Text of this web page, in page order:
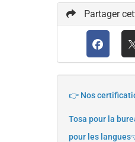
Partager
👉 Nos
Tosa pour la
pour les